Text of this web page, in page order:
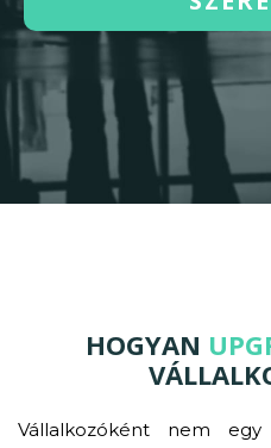
HOGYAN
Vállalkozóként nem egy